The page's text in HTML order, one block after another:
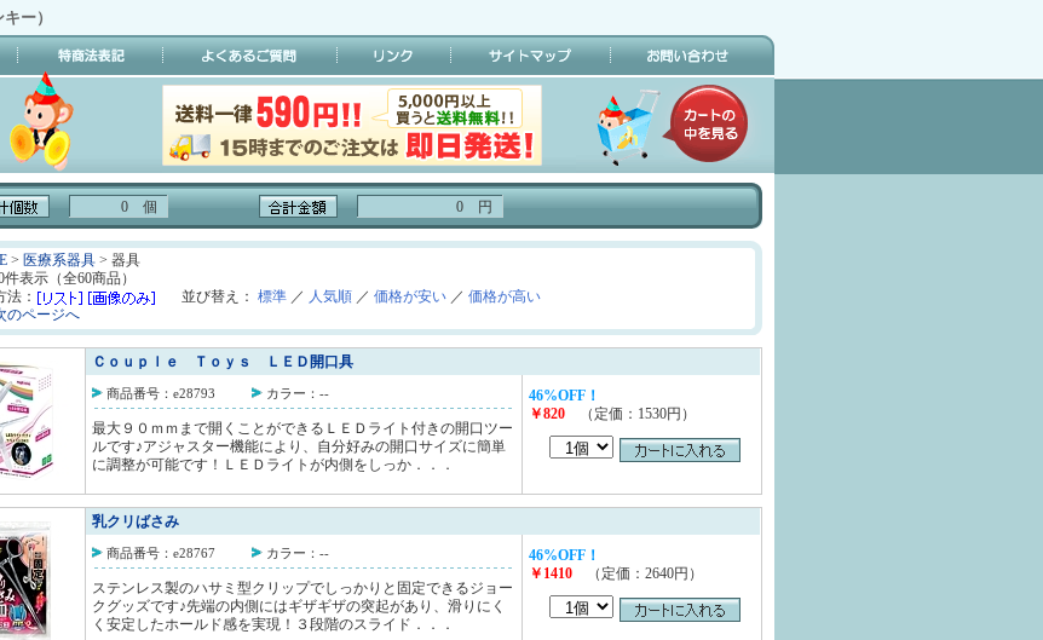
ー）
0 個 0 円
> 医療系器具 > 器具
件表示（全60商品）
法：
並び替え： 標準 ／ 人気順 ／ 価格が安い ／ 価格が高い
のページへ
Ｃｏｕｐｌｅ Ｔｏｙｓ ＬＥＤ開口具
商品番号：e28793 カラー：--
最大９０ｍｍまで開くことができるＬＥＤライト付きの開口ツー
ルです♪アジャスター機能により、自分好みの開口サイズに簡単
に調整が可能です！ＬＥＤライトが内側をしっか．．．
46%OFF！
￥820 （定価：1530円）
乳クリばさみ
商品番号：e28767 カラー：--
ステンレス製のハサミ型クリップでしっかりと固定できるジョー
クグッズです♪先端の内側にはギザギザの突起があり、滑りにく
く安定したホールド感を実現！３段階のスライド．．．
46%OFF！
￥1410 （定価：2640円）